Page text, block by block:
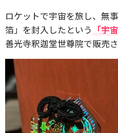
ロケットで宇宙を旅し、無
箔」を封入したという 「宇
善光寺釈迦堂世尊院で販売さ